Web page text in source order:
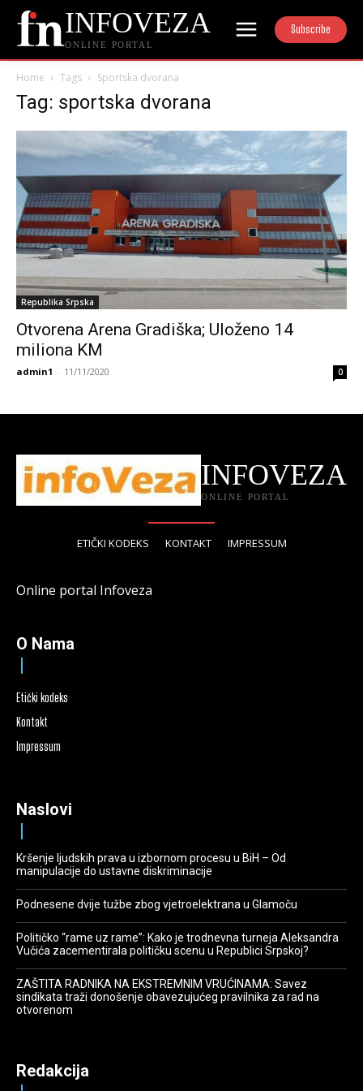
INFOVEZA
ONLINE PORTAL
Subscribe
Home Tags Sportska dvorana
Tag: sportska dvorana
Republika Srpska
Otvorena Arena Gradiška; Uloženo 14
miliona KM
admin1 - 11/11/2020 0
INFOVEZA
ONLINE PORTAL
ETIČKI KODEKS KONTAKT IMPRESSUM
Online portal Infoveza
O Nama
Etički kodeks
Kontakt
Impressum
Naslovi
Kršenje ljudskih prava u izbornom procesu u BiH – Od
manipulacije do ustavne diskriminacije
Podnesene dvije tužbe zbog vjetroelektrana u Glamoču
Političko “rame uz rame”: Kako je trodnevna turneja Aleksandra
Vučića zacementirala političku scenu u Republici Srpskoj?
ZAŠTITA RADNIKA NA EKSTREMNIM VRUĆINAMA: Savez
sindikata traži donošenje obavezujućeg pravilnika za rad na
otvorenom
Redakcija